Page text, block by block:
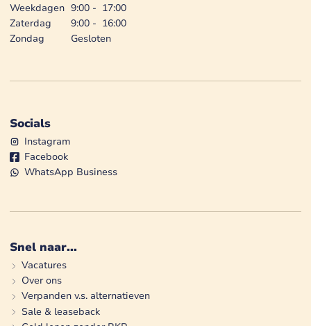
Weekdagen 9:00 - 17:00
Zaterdag
9:00 - 16:00
Zondag
Gesloten
Socials
Instagram
Facebook
WhatsApp Business
Snel naar...
Vacatures
Over ons
Verpanden v.s. alternatieven
Sale & leaseback